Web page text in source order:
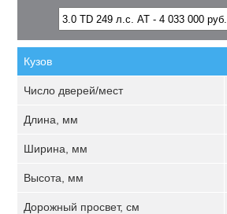
Кузов
Число дверей/мест
Длина, мм
Ширина, мм
Высота, мм
Дорожный просвет, см